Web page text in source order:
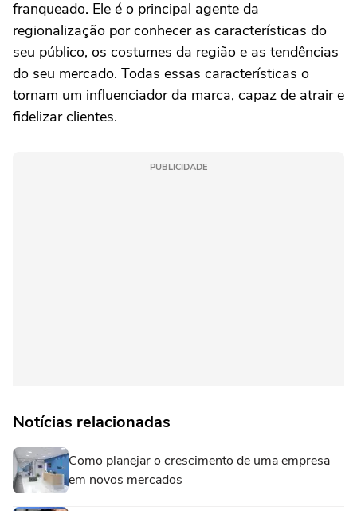
franqueado. Ele é o principal agente da
regionalização por conhecer as características do
seu público, os costumes da região e as tendências
do seu mercado. Todas essas características o
tornam um influenciador da marca, capaz de atrair e
fidelizar clientes.
PUBLICIDADE
Notícias relacionadas
Como planejar o crescimento de uma empresa
em novos mercados